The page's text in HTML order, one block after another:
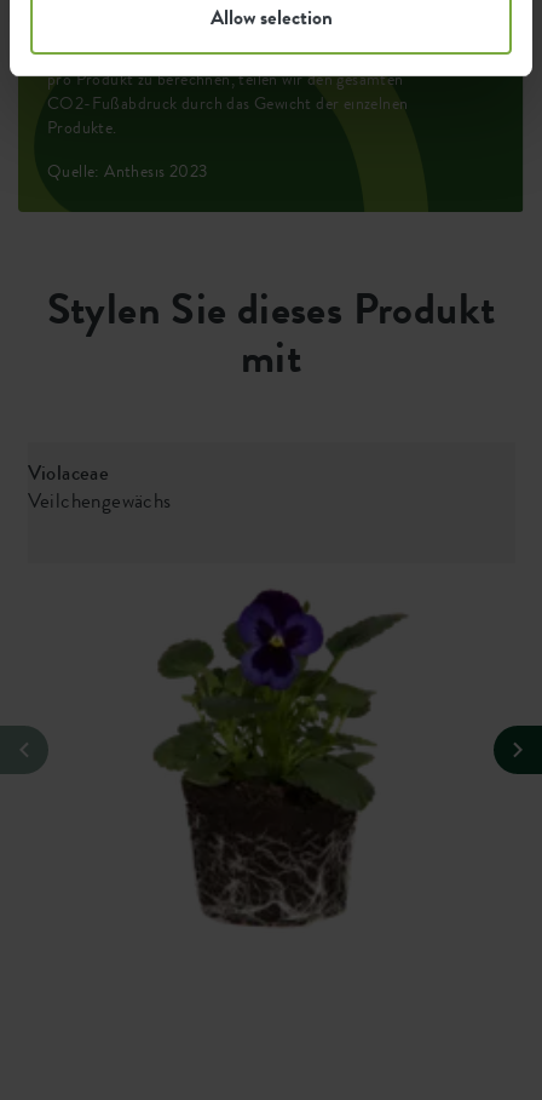
Allow selection
Die Emission pro Produkt basiert auf der gesamten
CO2-Emission der elho Gruppe. Um den Fußabdruck
pro Produkt zu berechnen, teilen wir den gesamten
CO2-Fußabdruck durch das Gewicht der einzelnen
Produkte.
Quelle: Anthesis 2023
Stylen Sie dieses Produkt
mit
Violaceae
Veilchengewächs